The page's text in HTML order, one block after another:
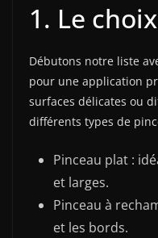
1. Le
Débutons notre liste
pour une application
surfaces délicates ou
différents types de
Pinceau plat :
et larges.
Pinceau à
et les bords.